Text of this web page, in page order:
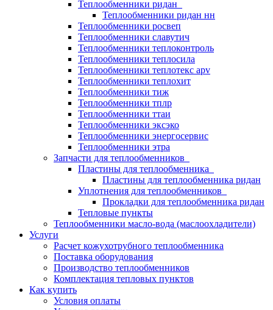
Теплообменники ридан
Теплообменники ридан нн
Теплообменники росвеп
Теплообменники славутич
Теплообменники теплоконтроль
Теплообменники теплосила
Теплообменники теплотекс apv
Теплообменники теплохит
Теплообменники тиж
Теплообменники тплр
Теплообменники ттаи
Теплообменники эксэко
Теплообменники энергосервис
Теплообменники этра
Запчасти для теплообменников
Пластины для теплообменника
Пластины для теплообменника ридан
Уплотнения для теплообменников
Прокладки для теплообменника ридан
Тепловые пункты
Теплообменники масло-вода (маслоохладители)
Услуги
Расчет кожухотрубного теплообменника
Поставка оборудования
Производство теплообменников
Комплектация тепловых пунктов
Как купить
Условия оплаты